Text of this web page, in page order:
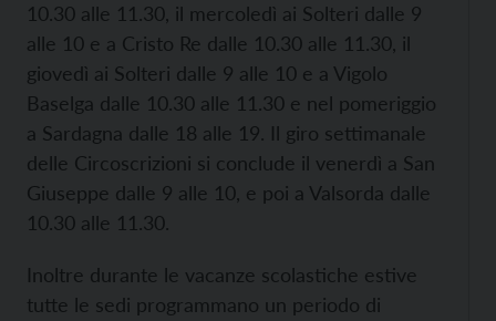
10.30 alle 11.30, il mercoledì ai Solteri dalle 9
alle 10 e a Cristo Re dalle 10.30 alle 11.30, il
giovedì ai Solteri dalle 9 alle 10 e a Vigolo
Baselga dalle 10.30 alle 11.30 e nel pomeriggio
a Sardagna dalle 18 alle 19. Il giro settimanale
delle Circoscrizioni si conclude il venerdì a San
Giuseppe dalle 9 alle 10, e poi a Valsorda dalle
10.30 alle 11.30.
Inoltre durante le vacanze scolastiche estive
tutte le sedi programmano un periodo di